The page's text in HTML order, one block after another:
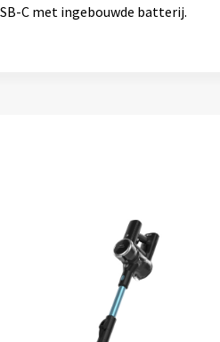
C met ingebouwde batterij.